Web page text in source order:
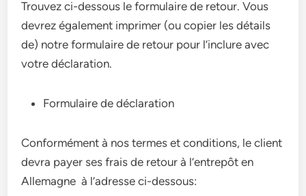
Trouvez ci-dessous le formulaire de retour. Vous
devrez également imprimer (ou copier les détails
de) notre formulaire de retour pour l’inclure avec
votre déclaration.
Formulaire de déclaration
Conformément à nos termes et conditions, le client
devra payer ses frais de retour à l’entrepôt en
Allemagne à l’adresse ci-dessous: